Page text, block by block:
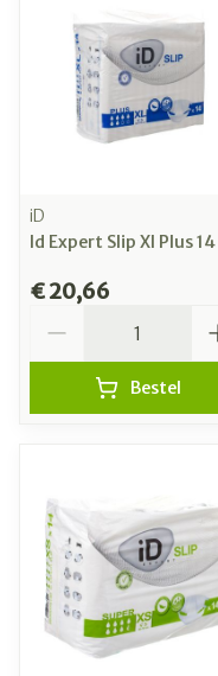
iD
Id Expert Slip Xl Plus 14
€ 20,66
Bestel